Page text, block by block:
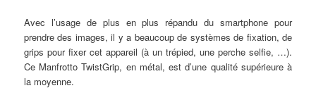
Avec l’usage de plus en plus répandu du smartphone pour
prendre des images, il y a beaucoup de systèmes de fixation, de
grips pour fixer cet appareil (à un trépied, une perche selfie, …).
Ce Manfrotto TwistGrip, en métal, est d’une qualité supérieure à
la moyenne.